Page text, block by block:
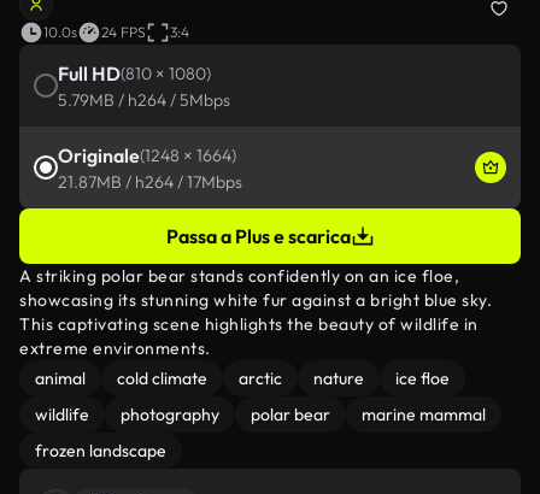
10.0s 24 FPS 3:4
Full HD(810 × 1080)
5.79MB / h264 / 5Mbps
Originale(1248 × 1664)
21.87MB / h264 / 17Mbps
Passa a Plus e scarica
A striking polar bear stands confidently on an ice floe,
showcasing its stunning white fur against a bright blue sky.
This captivating scene highlights the beauty of wildlife in
extreme environments.
animal
cold climate arctic nature
ice floe
wildlife
photography polar bear
marine mammal
frozen landscape